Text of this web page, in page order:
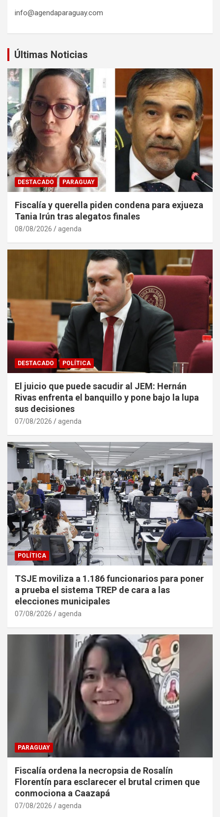
info@agendaparaguay.com
Últimas Noticias
DESTACADO PARAGUAY
Fiscalía y querella piden condena para exjueza
Tania Irún tras alegatos finales
08/08/2026 agenda
DESTACADO POLÍTICA
El juicio que puede sacudir al JEM: Hernán
Rivas enfrenta el banquillo y pone bajo la lupa
sus decisiones
07/08/2026 agenda
POLÍTICA
TSJE moviliza a 1.186 funcionarios para poner
a prueba el sistema TREP de cara a las
elecciones municipales
07/08/2026 agenda
PARAGUAY
Fiscalía ordena la necropsia de Rosalín
Florentín para esclarecer el brutal crimen que
conmociona a Caazapá
07/08/2026 agenda